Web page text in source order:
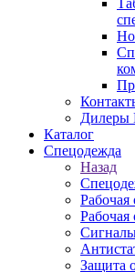
Каталог
Спецодежда
Назад
Рабочая
Рабочая
Защита